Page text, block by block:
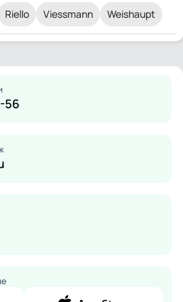
Riello Viessmann Weishaupt
56